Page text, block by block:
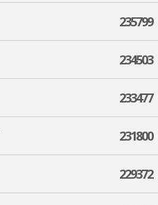
235799
234503
233477
231800
229372